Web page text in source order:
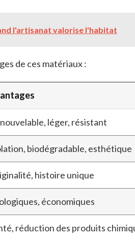
l'artisanat valorise l'habitat
de ces matériaux :
léger, résistant
biodégradable, esthétique
histoire unique
économiques
réduction des produits